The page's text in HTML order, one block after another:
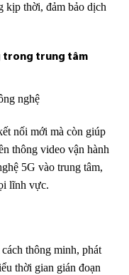
kịp thời, đảm bảo dịch
trong trung tâm
nghệ
nối mới mà còn giúp
thông video vận hành
5G vào trung tâm,
lĩnh vực.
thông minh, phát
thời gian gián đoạn